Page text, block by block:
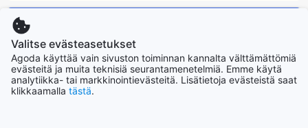
Näe kaikki arvostelut
Valitse evästeasetukset
Agoda käyttää vain sivuston toiminnan kannalta välttämättömiä
evästeitä ja muita teknisiä seurantamenetelmiä. Emme käytä
analytiikka- tai markkinointievästeitä. Lisätietoja evästeistä saat
klikkaamalla tästä.